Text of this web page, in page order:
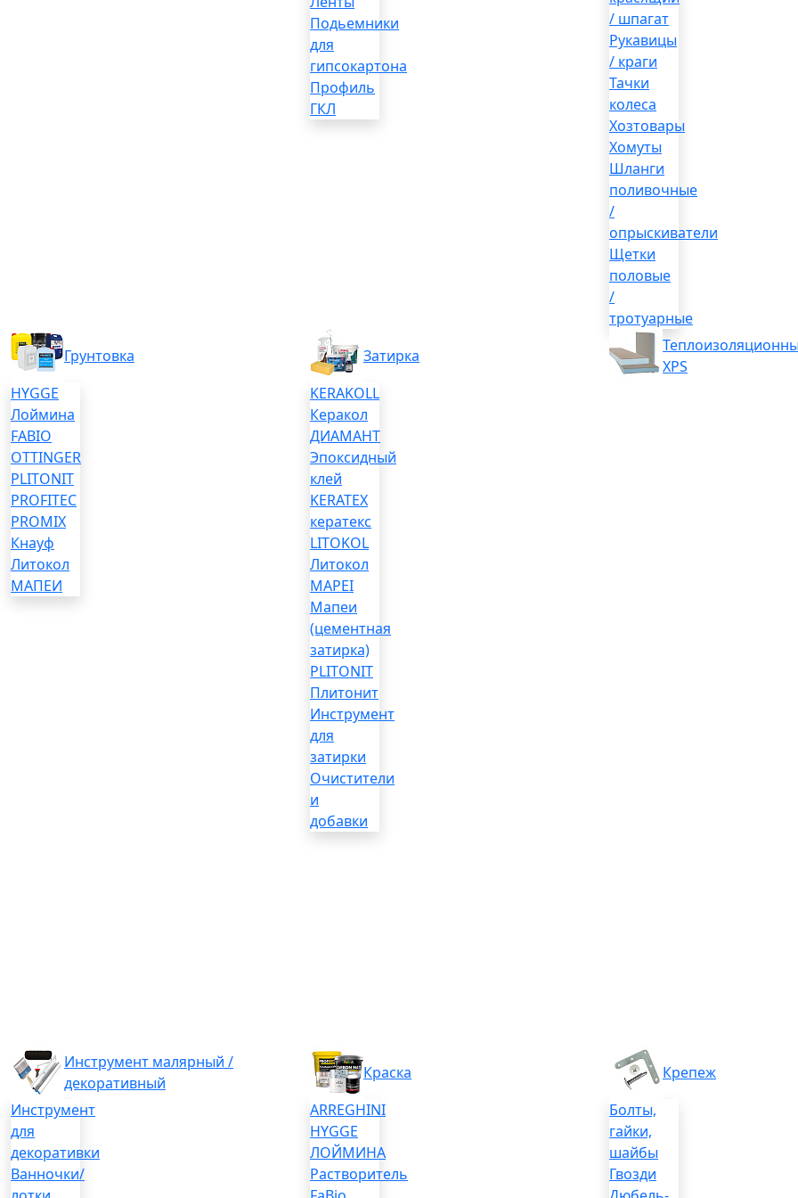
Подьемники
для
гипсокартона
Профиль
ГКЛ
/ шпагат
Рукавицы
/ краги
Тачки
колеса
Хозтовары
Хомуты
Шланги
поливочные
/
опрыскиватели
Щетки
половые
/
тротуарные
Грунтовка
HYGGE
Лоймина
FABIO
OTTINGER
PLITONIT
PROFITEC
PROMIX
Кнауф
Литокол
МАПЕИ
Затирка
KERAKOLL
Керакол
ДИАМАНТ
Эпоксидный
клей
KERATEX
кератекс
LITOKOL
Литокол
MAPEI
Мапеи
(цементная
затирка)
PLITONIT
Плитонит
Инструмент
для
затирки
Очистители
и
добавки
XPS
Инструмент малярный /
декоративный
Инструмент
для
декоративки
Ванночки/
Краска
ARREGHINI
HYGGE
ЛОЙМИНА
Растворитель
Крепеж
Болты,
гайки,
шайбы
Гвозди